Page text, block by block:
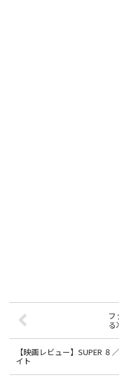
フ
る
【映画レビュー】SUPER ８
イト